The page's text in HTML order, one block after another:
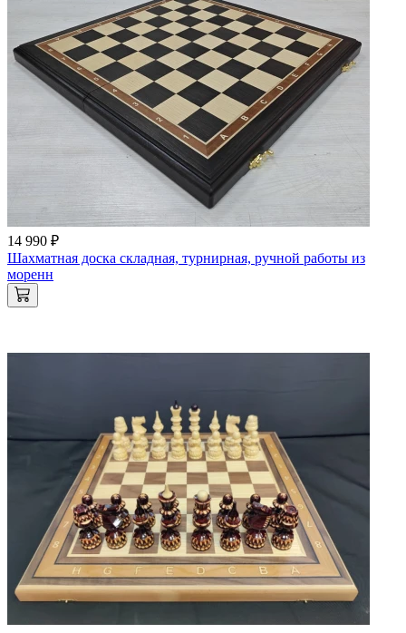
14 990 ₽
Шахматная доска складная, турнирная, ручной работы из
моренн